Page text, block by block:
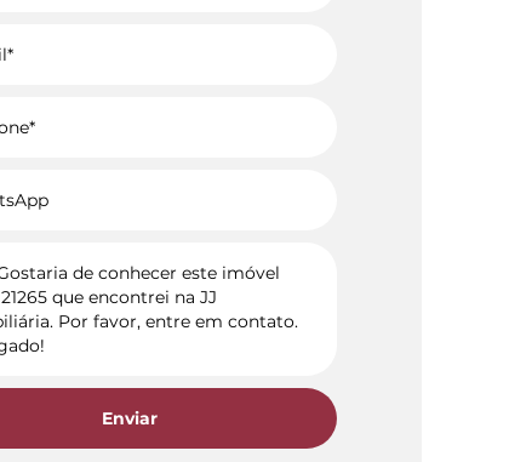
Enviar